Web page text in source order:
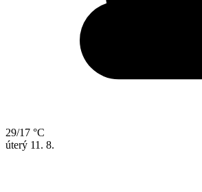
29/17 °C
úterý 11. 8.